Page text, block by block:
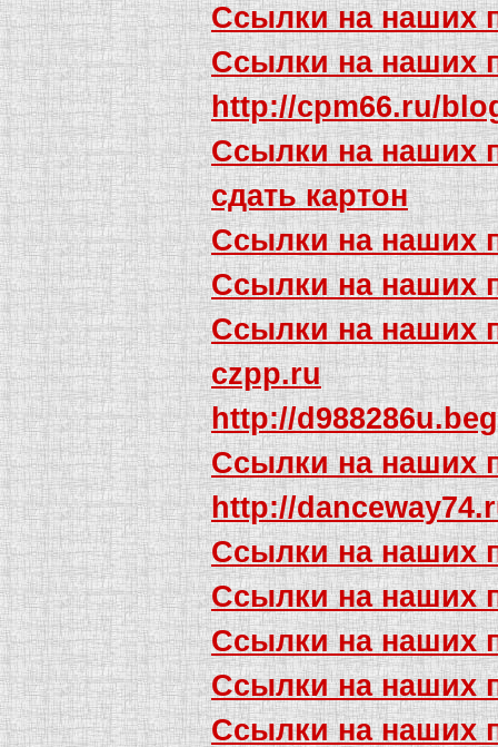
Ссылки на наших
Ссылки на наших
http://cpm66.ru/
Ссылки на наших
сдать картон
Ссылки на наших
Ссылки на наших
Ссылки на наших
czpp.ru
http://
Ссылки на наших
http://
Ссылки на наших
Ссылки на наших
Ссылки на наших
Ссылки на наших
Ссылки на наших